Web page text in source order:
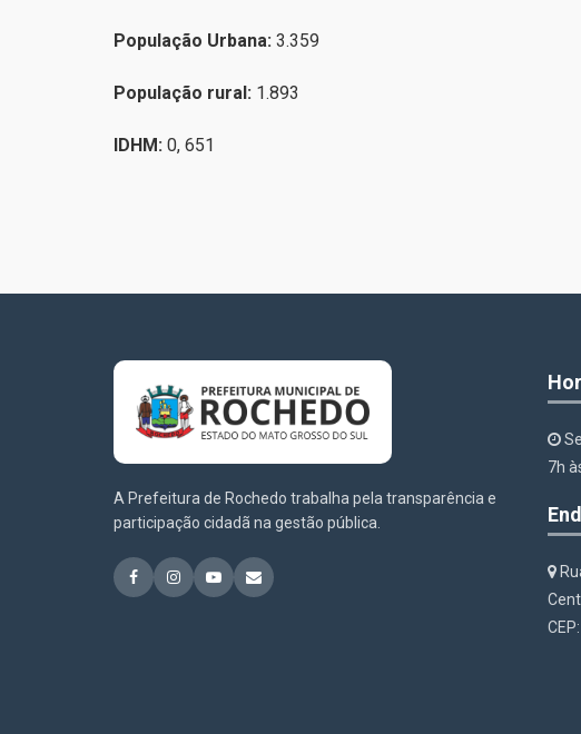
População Urbana: 3.359
População rural: 1.893
IDHM: 0, 651
A Prefeitura de Rochedo trabalha pela transparência e
participação cidadã na gestão pública.
7h